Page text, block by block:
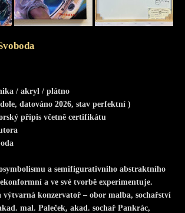
/ akryl / plátno
datováno 2026, stav perfektní )
přípis včetně certifikátu
a semifigurativniho abstraktního
a ve své tvorbě experimentuje.
výtvarná konzervatoř – obor malba, sochařství
mal. Paleček, akad. sochař Pankrác,